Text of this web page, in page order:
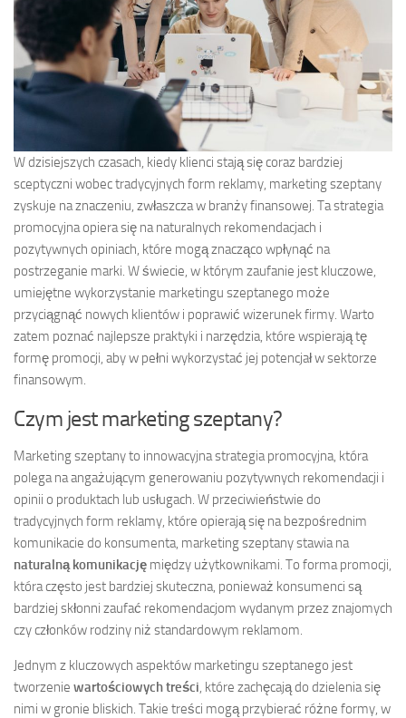
W dzisiejszych czasach, kiedy klienci stają się coraz bardziej
sceptyczni wobec tradycyjnych form reklamy, marketing szeptany
zyskuje na znaczeniu, zwłaszcza w branży finansowej. Ta strategia
promocyjna opiera się na naturalnych rekomendacjach i
pozytywnych opiniach, które mogą znacząco wpłynąć na
postrzeganie marki. W świecie, w którym zaufanie jest kluczowe,
umiejętne wykorzystanie marketingu szeptanego może
przyciągnąć nowych klientów i poprawić wizerunek firmy. Warto
zatem poznać najlepsze praktyki i narzędzia, które wspierają tę
formę promocji, aby w pełni wykorzystać jej potencjał w sektorze
finansowym.
Czym jest marketing szeptany?
Marketing szeptany to innowacyjna strategia promocyjna, która
polega na angażującym generowaniu pozytywnych rekomendacji i
opinii o produktach lub usługach. W przeciwieństwie do
tradycyjnych form reklamy, które opierają się na bezpośrednim
komunikacie do konsumenta, marketing szeptany stawia na
naturalną komunikację między użytkownikami. To forma promocji,
która często jest bardziej skuteczna, ponieważ konsumenci są
bardziej skłonni zaufać rekomendacjom wydanym przez znajomych
czy członków rodziny niż standardowym reklamom.
Jednym z kluczowych aspektów marketingu szeptanego jest
tworzenie wartościowych treści, które zachęcają do dzielenia się
nimi w gronie bliskich. Takie treści mogą przybierać różne formy, w